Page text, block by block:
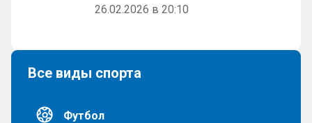
26.02.2026 в 20:10
Все виды спорта
Футбол